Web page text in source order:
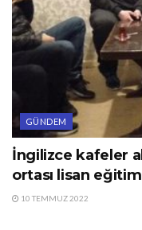
GÜNDEM
İngilizce kafeler
ortası lisan
10 TEMMUZ 2022